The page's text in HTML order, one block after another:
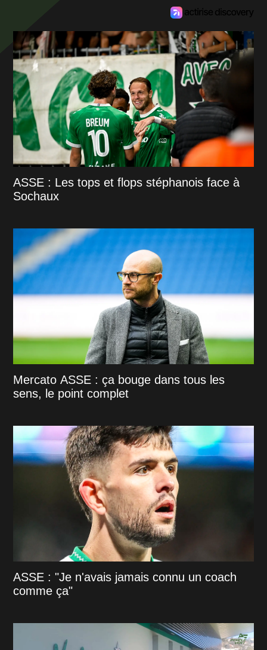
ASSE : Les tops et flops stéphanois face à
Sochaux
Mercato ASSE : ça bouge dans tous les
sens, le point complet
ASSE : "Je n'avais jamais connu un coach
comme ça"